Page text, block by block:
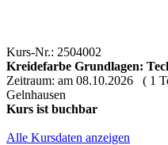
Kurs-Nr.: 2504002
Kreidefarbe Grundlagen:
Zeitraum: am 08.10.2026 ( 1
Gelnhausen
Kurs ist buchbar
Alle Kursdaten anzeigen